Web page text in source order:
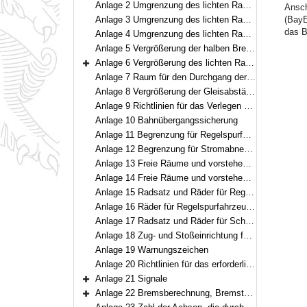
Anlage 2 Umgrenzung des lichten Raumes für Regelspur
Anlage 3 Umgrenzung des lichten Raumes und Fahrzeugbegrenzung für Schmalspur ohne Rollfahrzeugbetrieb
Anlage 4 Umgrenzung des lichten Raumes für Schmalspur mit Rollfahrzeugbetrieb
Anlage 5 Vergrößerung der halben Breitenmaße des lichten Raumes für Regelspur
Bereich erweitern
Anlage 6 Vergrößerung des lichten Raumes und der Gleisabstände für Schmalspur
Anlage 7 Raum für den Durchgang der Stromabnehmer bei Oberleitung für Regelspur
Anlage 8 Vergrößerung der Gleisabstände für Regelspur in Bögen mit Halbmessern unter 250 m
Anlage 9 Richtlinien für das Verlegen von Leitungen im Bahnbereich
Anlage 10 Bahnübergangssicherung
Anlage 11 Begrenzung für Regelspurfahrzeuge im Stillstand bei Mittelstellung im geraden Gleis
Anlage 12 Begrenzung für Stromabnehmer der Regelspurfahrzeuge bei Oberleitung
Anlage 13 Freie Räume und vorstehende Teile an den Stirnseiten der Regelspurfahrzeuge mit Seitenpuffern
Anlage 14 Freie Räume und vorstehende Teile an den Stirnseiten der Schmalspurfahrzeuge mit Mittelpuffern
Anlage 15 Radsatz und Räder für Regelspurfahrzeuge
Anlage 16 Räder für Regelspurfahrzeuge mit kleinerem Meßkreisdurchmesser als 840 mm
Anlage 17 Radsatz und Räder für Schmalspurfahrzeuge
Anlage 18 Zug- und Stoßeinrichtung für Regelspurfahrzeuge
Anlage 19 Warnungszeichen
Anlage 20 Richtlinien für das erforderliche Hör- und Sehvermögen der Eisenbahnbetriebsbediensteten
Bereich erweitern
Anlage 21 Signale
Bereich erweitern
Anlage 22 Bremsberechnung, Bremstafeln und Bremslastentafeln
das